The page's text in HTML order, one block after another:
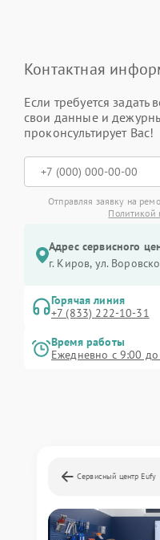
Контактная
Если требуется задать
свои данные и
проконсультирует Вас!
Отправляя заявку на
Политикой
Адрес сервисного
г. Киров, ул.
Горячая линия
+7 (833) 222-10-31
Время работы
Ежедневно с 9:00
Сервисный центр Eufy